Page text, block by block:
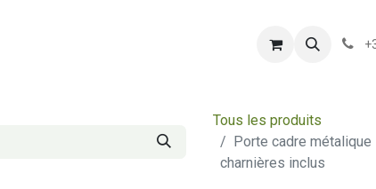
Tous les produits
Porte cadre
charnières inclus